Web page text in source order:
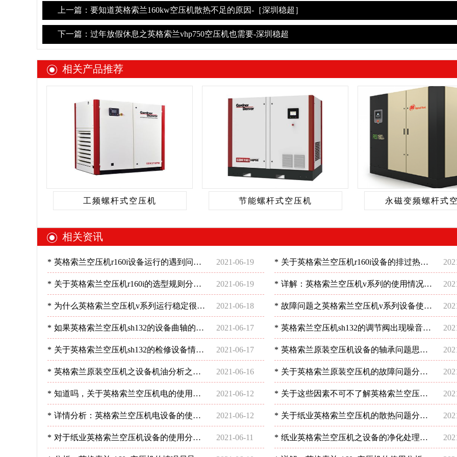
上一篇：要知道英格索兰160kw空压机散热不足的原因-［深圳稳超］
下一篇：过年放假休息之英格索兰vhp750空压机也需要-深圳稳超
相关产品推荐
工频螺杆式空压机 节能螺杆式空压机 永磁变频螺杆式
相关资讯
* 英格索兰空压机r160i设备运行的遇到问题
不慌不忙才对！-深圳稳超
2021-06-19 * 关于英格索兰空压机r160i设备的排过热现
象如何处理好？-深圳稳超
* 关于英格索兰空压机r160i的选型规则分
析！-深圳稳超
2021-06-19 * 详解：英格索兰空压机v系列的使用情况-
深圳稳超
* 为什么英格索兰空压机v系列运行稳定很重
要?-深圳稳超
2021-06-18 * 故障问题之英格索兰空压机v系列设备使用
分析-深圳稳超
* 如果英格索兰空压机sh132的设备曲轴的检
修是怎样的呢?-深圳稳超
2021-06-17 * 英格索兰空压机sh132的调节阀出现噪音这
样解决-深圳稳超
* 关于英格索兰空压机sh132的检修设备情况
分析-深圳稳超
2021-06-17 * 英格索兰原装空压机设备的轴承问题思考-
深圳稳超
* 英格索兰原装空压机之设备机油分析之使
用情况-深圳稳超
2021-06-16 * 关于英格索兰原装空压机的故障问题分析-
深圳稳超
* 知道吗，关于英格索兰空压机电的使用要
操作好！-深圳稳超
2021-06-12 * 关于这些因素不可不了解英格索兰空压机
电的详细操作-深圳稳超
* 详情分析：英格索兰空压机电设备的使用-
深圳稳超
2021-06-12 * 关于纸业英格索兰空压机的散热问题分析-
深圳稳超
* 对于纸业英格索兰空压机设备的使用分析- 2021-06-11 * 纸业英格索兰空压机之设备的净化处理状